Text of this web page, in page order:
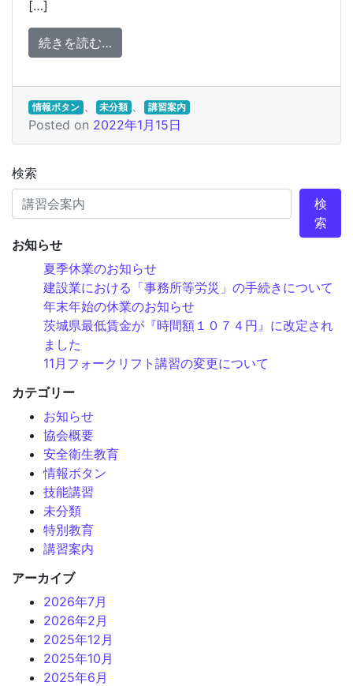
[…]
続きを読む…
情報ボタン 、 未分類 、 講習案内
Posted on 2022年1月15日
検索
検
索
お知らせ
夏季休業のお知らせ
建設業における「事務所等労災」の手続きについて
年末年始の休業のお知らせ
茨城県最低賃金が『時間額１０７４円』に改定され
ました
11月フォークリフト講習の変更について
カテゴリー
お知らせ
協会概要
安全衛生教育
情報ボタン
技能講習
未分類
特別教育
講習案内
アーカイブ
2026年7月
2026年2月
2025年12月
2025年10月
2025年6月